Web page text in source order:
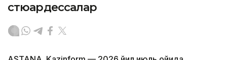
стюардессалар